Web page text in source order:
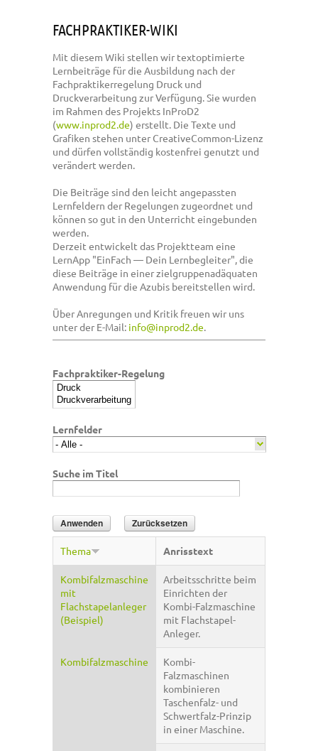
FACHPRAKTIKER-WIKI
Mit diesem Wiki stellen wir textoptimierte
Lernbeiträge für die Ausbildung nach der
Fachpraktikerregelung Druck und
Druckverarbeitung zur Verfügung. Sie wurden
im Rahmen des Projekts InProD2
(www.inprod2.de) erstellt. Die Texte und
Grafiken stehen unter CreativeCommon-Lizenz
und dürfen vollständig kostenfrei genutzt und
verändert werden.
Die Beiträge sind den leicht angepassten
Lernfeldern der Regelungen zugeordnet und
können so gut in den Unterricht eingebunden
werden.
Derzeit entwickelt das Projektteam eine
LernApp "EinFach — Dein Lernbegleiter", die
diese Beiträge in einer zielgruppenadäquaten
Anwendung für die Azubis bereitstellen wird.
Über Anregungen und Kritik freuen wir uns
unter der E-Mail: info@inprod2.de.
Fachpraktiker-Regelung
Lernfelder
Suche im Titel
Thema Anrisstext
Kombifalzmaschine
mit
Flachstapelanleger
(Beispiel)
Arbeitsschritte beim
Einrichten der
Kombi-Falzmaschine
mit Flachstapel-
Anleger.
Kombifalzmaschine
Kombi-
Falzmaschinen
kombinieren
Taschenfalz- und
Schwertfalz-Prinzip
in einer Maschine.